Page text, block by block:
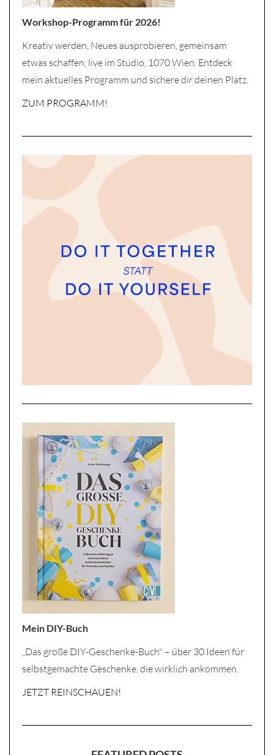
Workshop-Programm für 2026!
Kreativ werden, Neues ausprobieren, gemeinsam
etwas schaffen, live im Studio, 1070 Wien. Entdeck
mein aktuelles Programm und sichere dir deinen Platz.
ZUM PROGRAMM!
Mein DIY-Buch
„Das große DIY-Geschenke-Buch" – über 30 Ideen für
selbstgemachte Geschenke, die wirklich ankommen.
JETZT REINSCHAUEN!